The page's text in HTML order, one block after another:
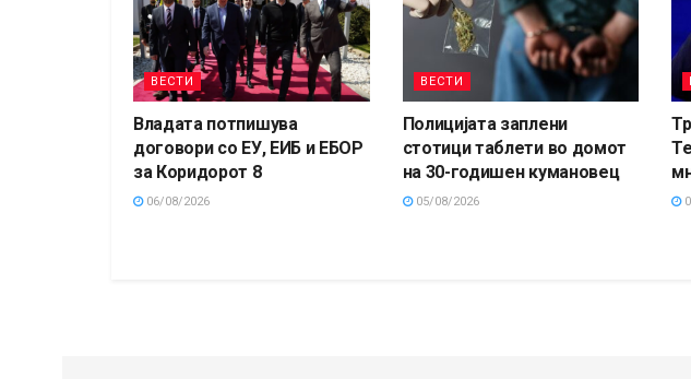
ВЕСТИ
Владата потпишува
договори со ЕУ, ЕИБ и ЕБОР
за Коридорот 8
06/08/2026
ВЕСТИ
Полицијата заплени
стотици таблети во домот
на 30-годишен кумановец
05/08/2026